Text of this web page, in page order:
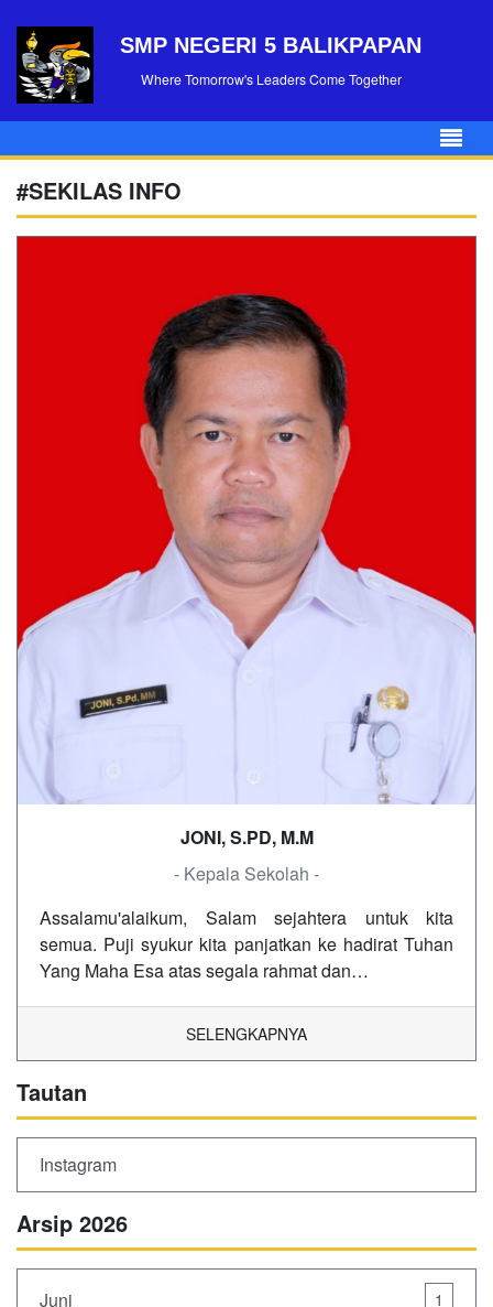
SMP NEGERI 5 BALIKPAPAN
Where Tomorrow's Leaders Come Together
#SEKILAS INFO
JONI, S.PD, M.M
- Kepala Sekolah -
Assalamu'alaikum, Salam sejahtera untuk kita
semua. Puji syukur kita panjatkan ke hadirat Tuhan
Yang Maha Esa atas segala rahmat dan…
SELENGKAPNYA
Tautan
Instagram
Arsip 2026
Juni 1